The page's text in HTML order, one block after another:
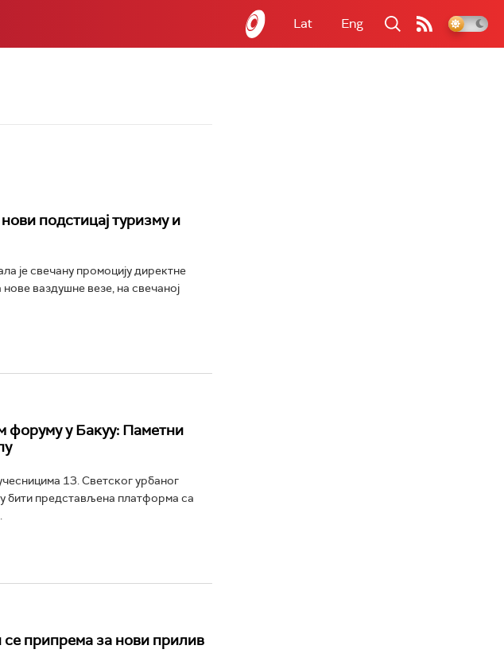
Lat Eng
подстицај туризму и
је свечану промоцију директне
ваздушне везе, на свечаној
форуму у Бакуу: Паметни
13. Светског урбаног
бити представљена платформа са
се припрема за нови прилив